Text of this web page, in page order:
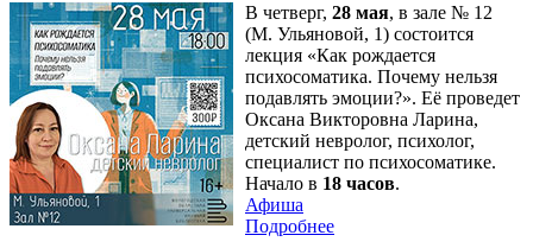
В четверг, 28 мая, в зале № 12
(М. Ульяновой, 1) состоится
лекция «Как рождается
психосоматика. Почему нельзя
подавлять эмоции?». Её проведет
Оксана Викторовна Ларина,
детский невролог, психолог,
специалист по психосоматике.
Начало в 18 часов.
Афиша
Подробнее